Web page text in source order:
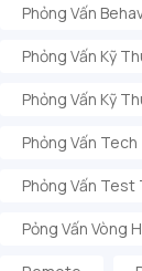
Phỏng Vấn
Phỏng Vấn Kỹ
Phỏng Vấn Kỹ
Phỏng Vấn Tech
Phỏng Vấn
Pỏng Vấn Vòng